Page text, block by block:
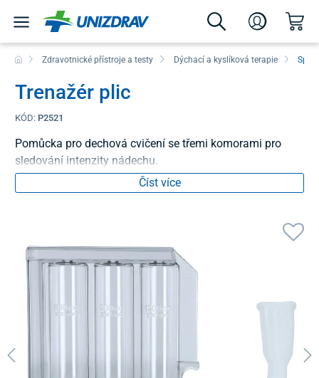
Zdravotnické přístroje a testy Dýchací a kyslíková terapie
Trenažér plic
KÓD: P2521
Pomůcka pro dechová cvičení se třemi komorami pro
sledování intenzity nádechu.
Číst více